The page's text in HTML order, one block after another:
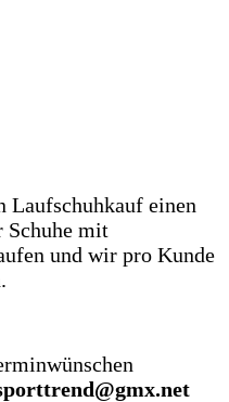
Laufschuhkauf einen
Schuhe mit
und wir pro Kunde